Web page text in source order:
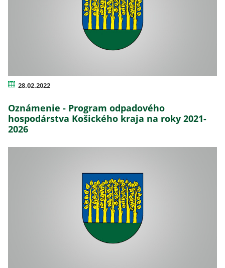
28.02.2022
Oznámenie - Program odpadového
hospodárstva Košického kraja na roky 2021-
2026